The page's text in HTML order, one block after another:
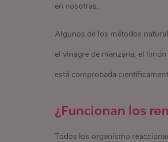
en nosotras.
Algunos de los métodos
el vinagre de manzana, el
está comprobada
¿Funcionan los
Todos los organismo